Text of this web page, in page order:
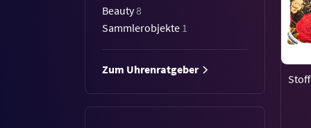
Beauty8
Sammlerobjekte 1
Zum Uhrenratgeber